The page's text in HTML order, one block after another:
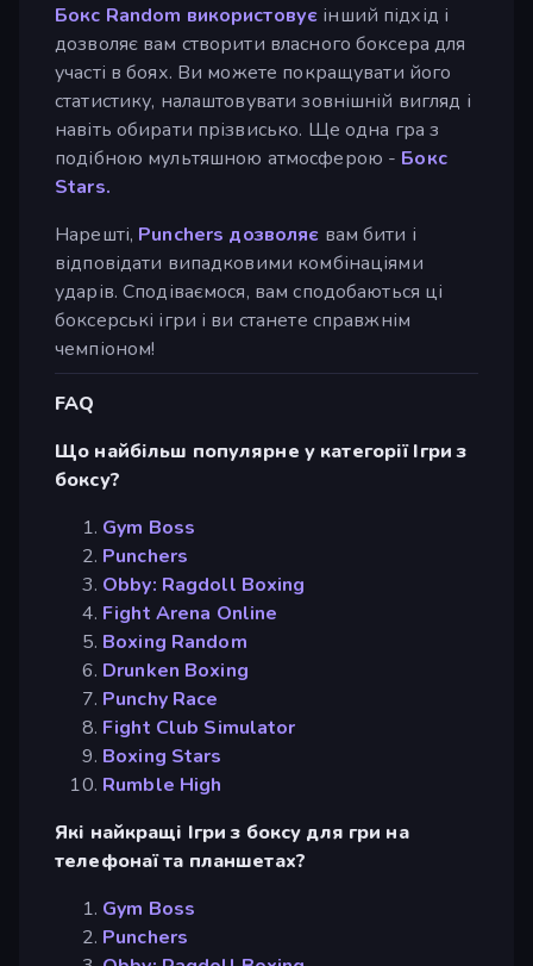
Бокс Random використовує інший підхід і
дозволяє вам створити власного боксера для
участі в боях. Ви можете покращувати його
статистику, налаштовувати зовнішній вигляд і
навіть обирати прізвисько. Ще одна гра з
подібною мультяшною атмосферою - Бокс
Stars.
Нарешті, Punchers дозволяє вам бити і
відповідати випадковими комбінаціями
ударів. Сподіваємося, вам сподобаються ці
боксерські ігри і ви станете справжнім
чемпіоном!
FAQ
Що найбільш популярне у категорії Ігри з
боксу?
Gym Boss
Punchers
Obby: Ragdoll Boxing
Fight Arena Online
Boxing Random
Drunken Boxing
Punchy Race
Fight Club Simulator
Boxing Stars
Rumble High
Які найкращі Ігри з боксу для гри на
телефонаї та планшетах?
Gym Boss
Punchers